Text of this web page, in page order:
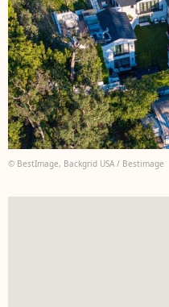
© BestImage, Backgrid USA / Bestimage